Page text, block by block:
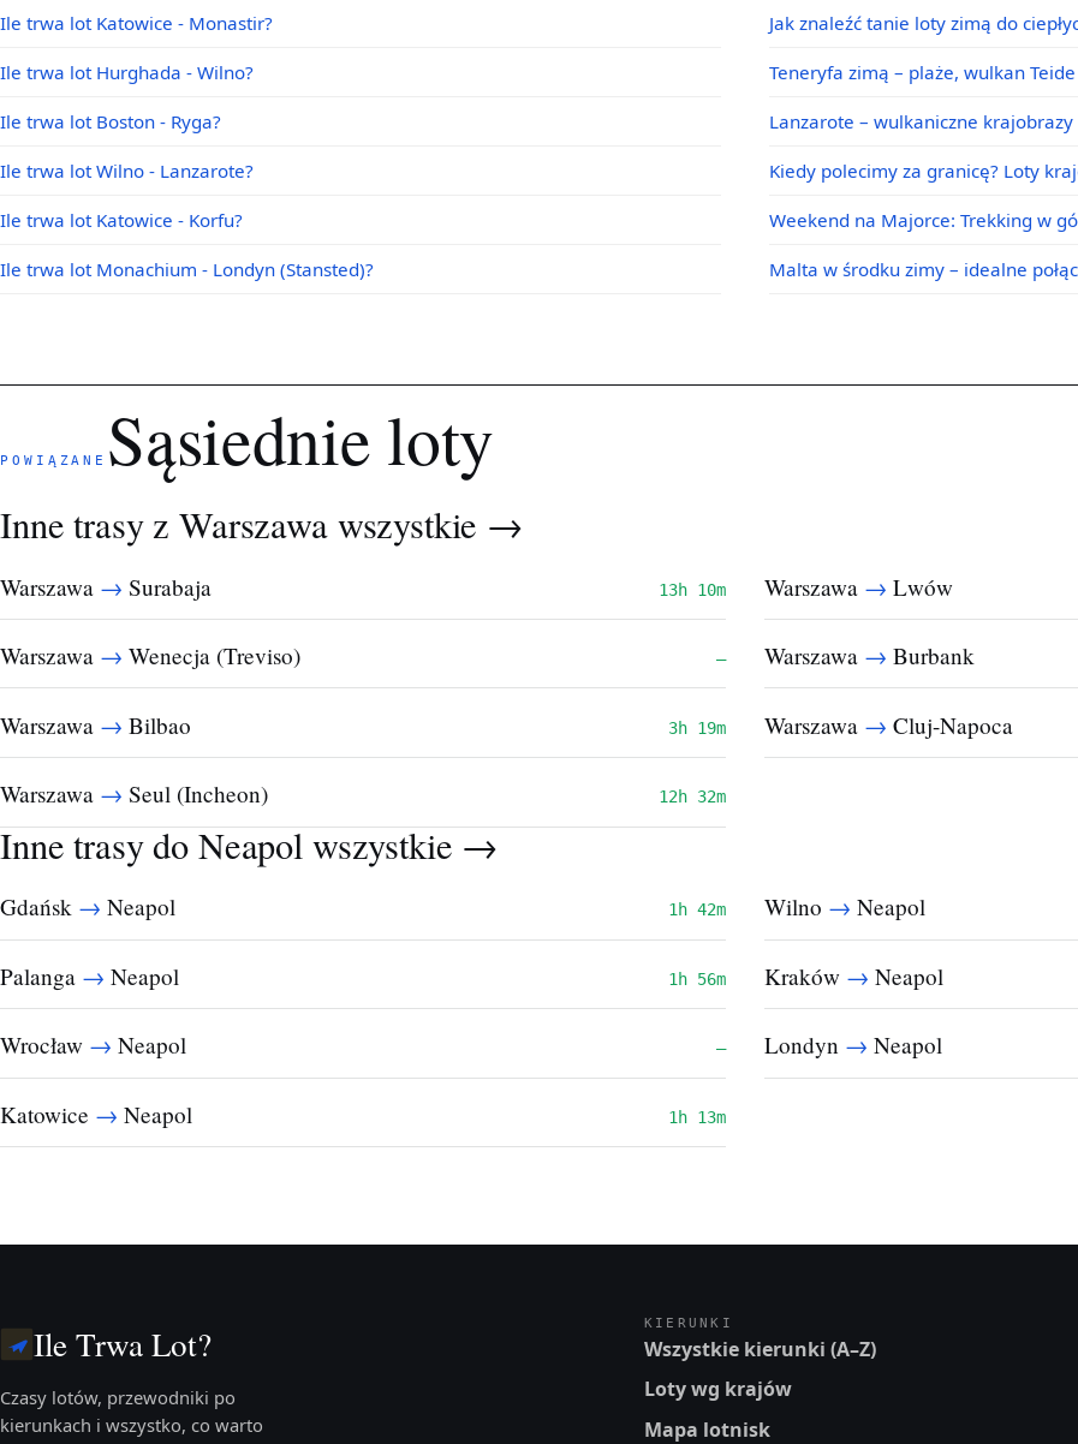
Ile trwa lot Katowice - Monastir?
Ile trwa lot Hurghada - Wilno?
Ile trwa lot Boston - Ryga?
Ile trwa lot Wilno - Lanzarote?
Ile trwa lot Katowice - Korfu?
Ile trwa lot Monachium - Londyn (Stansted)?
Jak znaleźć tanie loty zimą do
Teneryfa zimą – plaże, wulkan
Lanzarote – wulkaniczne
Kiedy polecimy za granicę? Loty
Weekend na Majorce: Trekking w
Malta w środku zimy – idealne
POWIĄZANE Sąsiednie loty
Inne trasy z Warszawawszystkie →
Warszawa → Surabaja 13h 10m Warszawa → Lwów
Warszawa → Wenecja (Treviso) — Warszawa → Burbank
Warszawa → Bilbao 3h 19m Warszawa → Cluj-Napoca
Warszawa → Seul (Incheon) 12h 32m
Inne trasy do Neapolwszystkie →
Gdańsk → Neapol 1h 42m Wilno → Neapol
Palanga → Neapol 1h 56m Kraków → Neapol
Wrocław → Neapol — Londyn → Neapol
Katowice → Neapol 1h 13m
Ile Trwa Lot?
Czasy lotów, przewodniki po
kierunkach i wszystko, co warto
KIERUNKI
Wszystkie kierunki (A–Z)
Loty wg krajów
Mapa lotnisk